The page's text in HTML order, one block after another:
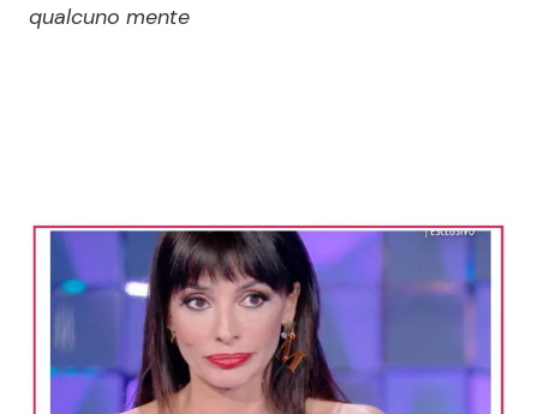
News Musica
News Spettacolo
Benessere Cucina e Ricette
qualcuno mente